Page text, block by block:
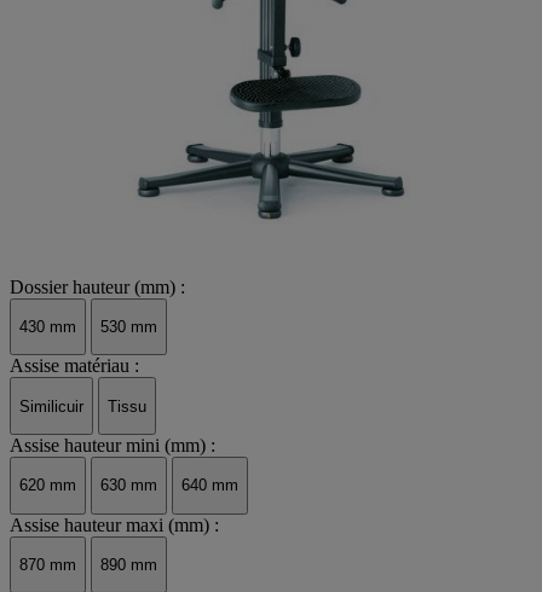
Dossier hauteur (mm) :
430 mm 530 mm
Assise matériau :
Similicuir Tissu
Assise hauteur mini (mm) :
620 mm 630 mm 640 mm
Assise hauteur maxi (mm) :
870 mm 890 mm